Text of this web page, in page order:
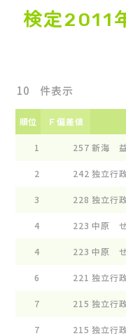
検定2011
件表示
順位 Ｆ偏差値
1 257 新海
2 242 独立行
3 228 独立行
4 223 中原
4 223 中原
6 221 独立行
7 215 独立行
7 215 独立行